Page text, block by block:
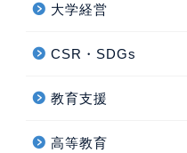
大学経営
CSR・SDGs
教育支援
高等教育